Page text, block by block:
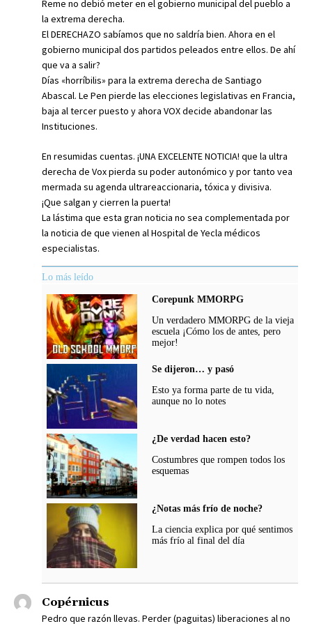
Reme no debió meter en el gobierno municipal del pueblo a
la extrema derecha.
El DERECHAZO sabíamos que no saldría bien. Ahora en el
gobierno municipal dos partidos peleados entre ellos. De ahí
que va a salir?
Días «horríbilis» para la extrema derecha de Santiago
Abascal. Le Pen pierde las elecciones legislativas en Francia,
baja al tercer puesto y ahora VOX decide abandonar las
Instituciones.
En resumidas cuentas. ¡UNA EXCELENTE NOTICIA! que la ultra
derecha de Vox pierda su poder autonómico y por tanto vea
mermada su agenda ultrareaccionaria, tóxica y divisiva.
¡Que salgan y cierren la puerta!
La lástima que esta gran noticia no sea complementada por
la noticia de que vienen al Hospital de Yecla médicos
especialistas.
Lo más leído
Corepunk MMORPG
Un verdadero MMORPG de la vieja
escuela ¡Cómo los de antes, pero
mejor!
Se dijeron… y pasó
Esto ya forma parte de tu vida,
aunque no lo notes
¿De verdad hacen esto?
Costumbres que rompen todos los
esquemas
¿Notas más frío de noche?
La ciencia explica por qué sentimos
más frío al final del día
Copérnicus
Pedro que razón llevas. Perder (paguitas) liberaciones al no